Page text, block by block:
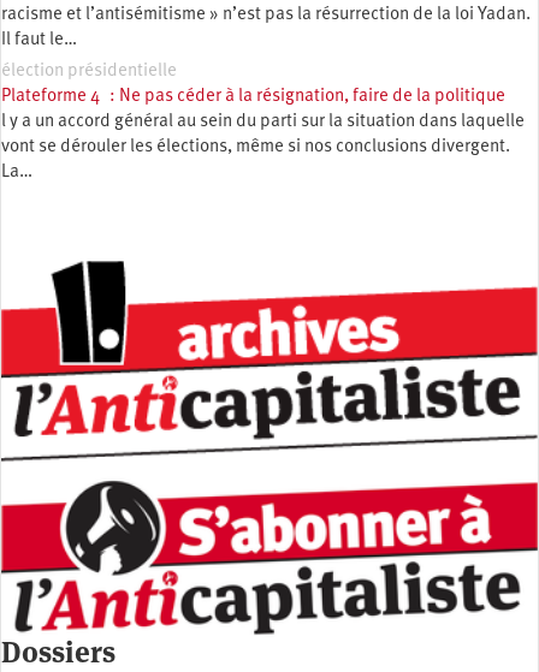
racisme et l’antisémitisme » n’est pas la résurrection de la loi Yadan.
Il faut le…
élection présidentielle
Plateforme 4 : Ne pas céder à la résignation, faire de la politique
l y a un accord général au sein du parti sur la situation dans laquelle
vont se dérouler les élections, même si nos conclusions divergent.
La…
Dossiers